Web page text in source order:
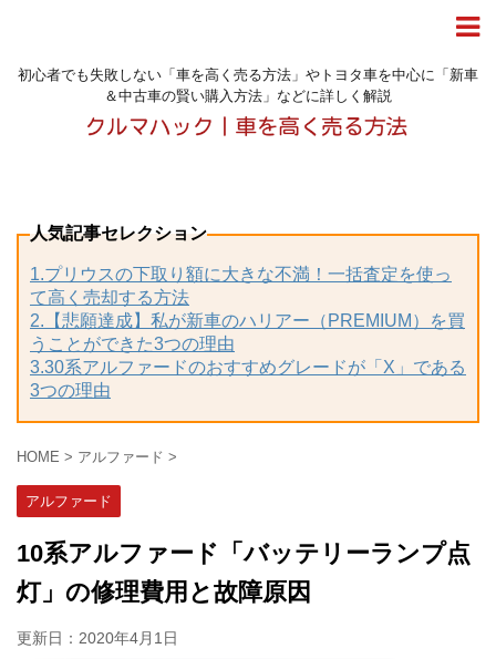
初心者でも失敗しない「車を高く売る方法」やトヨタ車を中心に「新車
＆中古車の賢い購入方法」などに詳しく解説
人気記事セレクション
1.プリウスの下取り額に大きな不満！一括査定を使っ
て高く売却する方法
2.【悲願達成】私が新車のハリアー（PREMIUM）を買
うことができた3つの理由
3.30系アルファードのおすすめグレードが「X」である
3つの理由
HOME > アルファード >
アルファード
10系アルファード「バッテリーランプ点
灯」の修理費用と故障原因
更新日： 2020年4月1日